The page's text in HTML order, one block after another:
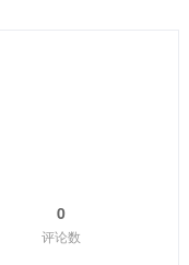
0
评论数